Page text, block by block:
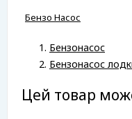
Бензо Насос
Бензонасос
Бензонасос
Цей товар